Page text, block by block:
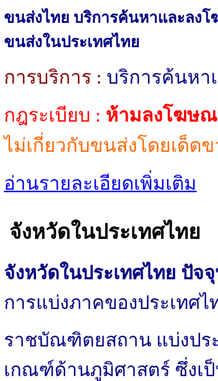
ขนส่งไทย บริการค้นหาและลง
ขนส่งในประเทศไทย
การบริการ : บริการค้นหา
กฎระเบียบ : ห้ามลงโฆษณ
ไม่เกี่ยวกับขนส่งโดยเด็ด
อ่านรายละเอียดเพิ่มเติม
จังหวัดในประเทศไทย
จังหวัดในประเทศไทย ปัจ
การแบ่งภาคของประเทศไ
ราชบัณฑิตยสถาน แบ่งปร
เกณฑ์ด้านภูมิศาสตร์ ซึ่งเ